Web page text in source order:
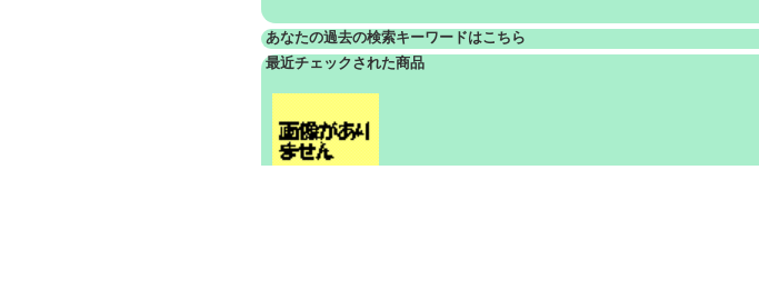
あなたの過去の検索キーワードはこちら
最近チェックされた商品